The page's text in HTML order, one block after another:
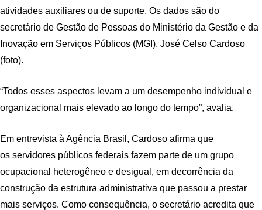
atividades auxiliares ou de suporte. Os dados são do
secretário de Gestão de Pessoas do Ministério da Gestão e da
Inovação em Serviços Públicos (MGI), José Celso Cardoso
(foto).
“Todos esses aspectos levam a um desempenho individual e
organizacional mais elevado ao longo do tempo”, avalia.
Em entrevista à Agência Brasil, Cardoso afirma que
os servidores públicos federais fazem parte de um grupo
ocupacional heterogêneo e desigual, em decorrência da
construção da estrutura administrativa que passou a prestar
mais serviços. Como consequência, o secretário acredita que